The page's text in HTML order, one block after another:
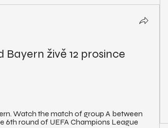
živě 12 prosince
Watch the match of group A between
6th round of UEFA Champions League